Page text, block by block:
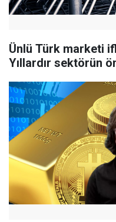
Ünlü Türk marketi
Yıllardır sektörün